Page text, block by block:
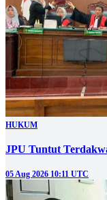
HUKUM
JPU Tuntut
05 Aug 2026 10:11 UTC